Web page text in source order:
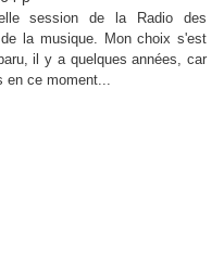
session de la Radio des
la musique. Mon choix s'est
il y a quelques années, car
en ce moment...